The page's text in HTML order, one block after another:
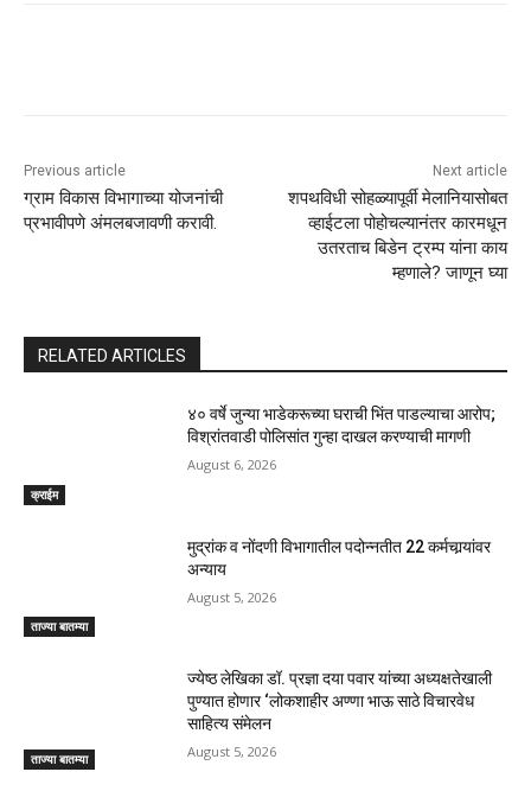
Previous article
ग्राम विकास विभागाच्या योजनांची
प्रभावीपणे अंमलबजावणी करावी.
Next article
शपथविधी सोहळ्यापूर्वी मेलानियासोबत
व्हाईटला पोहोचल्यानंतर कारमधून
उतरताच बिडेन ट्रम्प यांना काय
म्हणाले? जाणून घ्या
RELATED ARTICLES
क्राईम
४० वर्षे जुन्या भाडेकरूच्या घराची भिंत पाडल्याचा आरोप;
विश्रांतवाडी पोलिसांत गुन्हा दाखल करण्याची मागणी
August 6, 2026
ताज्या बातम्या
मुद्रांक व नोंदणी विभागातील पदोन्नतीत 22 कर्मचार्‍यांवर
अन्याय
August 5, 2026
ताज्या बातम्या
ज्येष्ठ लेखिका डॉ. प्रज्ञा दया पवार यांच्या अध्यक्षतेखाली
पुण्यात होणार ‘लोकशाहीर अण्णा भाऊ साठे विचारवेध
साहित्य संमेलन
August 5, 2026